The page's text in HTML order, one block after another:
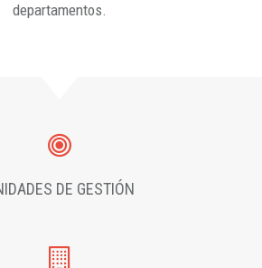
departamentos.
DE GESTIÓN